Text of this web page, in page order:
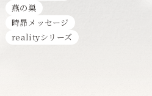
燕の巣
時昴メッセージ
realityシリーズ